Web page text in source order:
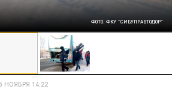
ФОТО: ФКУ "СИБУПРАВТОДОР"
НОЯБРЯ 14:22